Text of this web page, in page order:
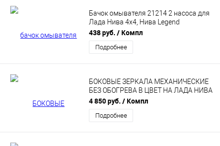
Бачок омывателя 21214 2 насоса для
Лада Нива 4х4, Нива Legend
(21214520810210)
438 руб. / Компл
Подробнее
БОКОВЫЕ ЗЕРКАЛА МЕХАНИЧЕСКИЕ
БЕЗ ОБОГРЕВА В ЦВЕТ НА ЛАДА НИВА
4Х4 УРБАН
4 850 руб. / Компл
Подробнее